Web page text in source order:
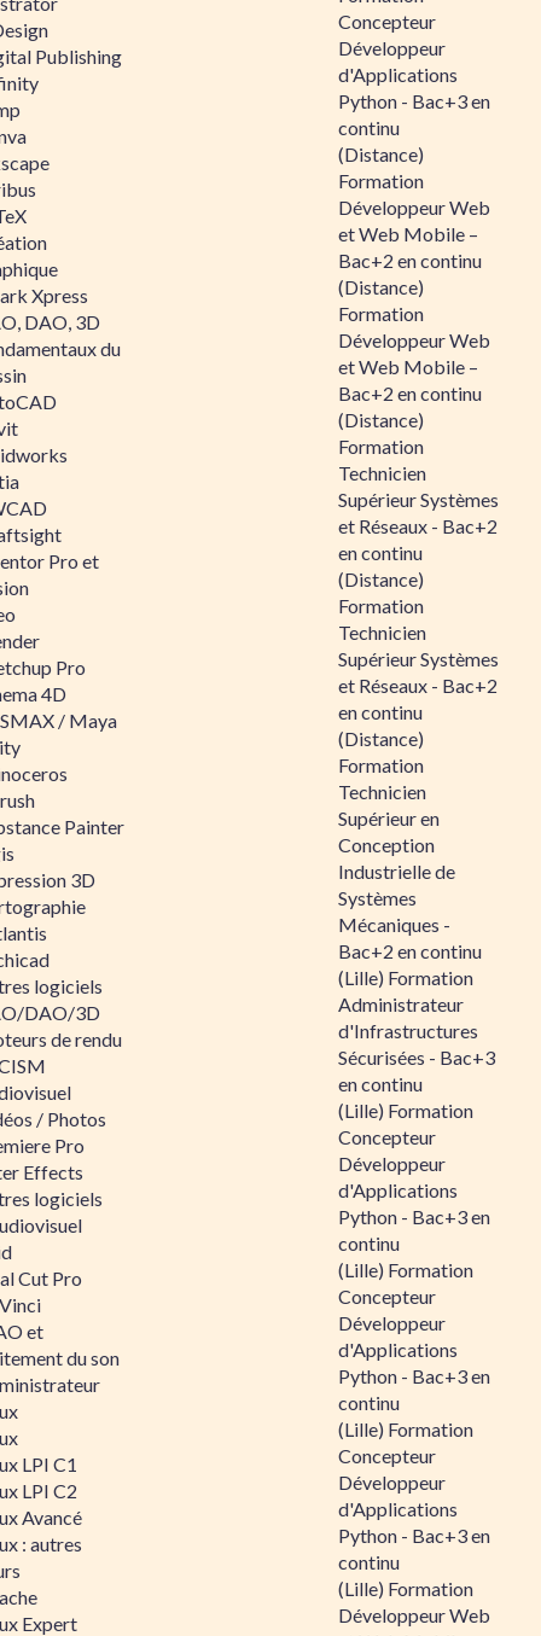
Publishing
Xpress
DAO, 3D
du
Pro et
Pro
4D
/ Maya
Painter
3D
logiciels
DAO/3D
de rendu
/ Photos
Pro
Effects
logiciels
Cut Pro
et
du son
LPI C1
LPI C2
Avancé
: autres
Expert
Concepteur
Développeur
d'Applications
Python - Bac+3 en
continu
(Distance)
Formation
Développeur Web
et Web Mobile –
Bac+2 en continu
(Distance)
Formation
Développeur Web
et Web Mobile –
Bac+2 en continu
(Distance)
Formation
Technicien
Supérieur Systèmes
et Réseaux - Bac+2
en continu
(Distance)
Formation
Technicien
Supérieur Systèmes
et Réseaux - Bac+2
en continu
(Distance)
Formation
Technicien
Supérieur en
Conception
Industrielle de
Systèmes
Mécaniques -
Bac+2 en continu
(Lille) Formation
Administrateur
d'Infrastructures
Sécurisées - Bac+3
en continu
(Lille) Formation
Concepteur
Développeur
d'Applications
Python - Bac+3 en
continu
(Lille) Formation
Concepteur
Développeur
d'Applications
Python - Bac+3 en
continu
(Lille) Formation
Concepteur
Développeur
d'Applications
Python - Bac+3 en
continu
(Lille) Formation
Développeur Web